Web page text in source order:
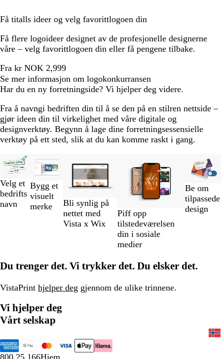
Få titalls ideer og velg favorittlogoen din
Få flere logoideer designet av de profesjonelle designerne
våre – velg favorittlogoen din eller få pengene tilbake.
Fra kr NOK 2,999
Se mer informasjon om logokonkurransen
Har du en ny forretningside? Vi hjelper deg videre.
Fra å navngi bedriften din til å se den på en stilren nettside –
gjør ideen din til virkelighet med våre digitale og
designverktøy. Begynn å lage dine forretningsessensielle
verktøy på ett sted, slik at du kan komme raskt i gang.
Ny
Velg et
bedrifts
navn
Bygg et
visuelt
merke
Bli synlig på
nettet med
Vista x Wix
Piff opp
tilstedeværelsen
din i sosiale
medier
Be om
tilpassede
design
Lysbilder
1
til
2
av
5
Du trenger det. Vi trykker det. Du elsker det.
VistaPrint hjelper deg gjennom de ulike trinnene.
Vi hjelper deg
Vårt selskap